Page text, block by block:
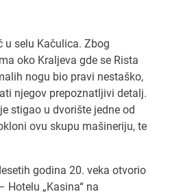
u selu Kačulica. Zbog
oko Kraljeva gde se Rista
nogu bio pravi nestaško,
njegov prepoznatljivi detalj.
stigao u dvorište jedne od
ovu skupu mašineriju, te
godina 20. veka otvorio
Hotelu „Kasina“ na